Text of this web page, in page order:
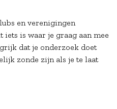
en verenigingen
is waar je graag aan mee
dat je onderzoek doet
zonde zijn als je te laat